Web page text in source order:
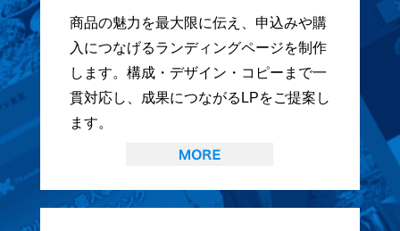
商品の魅力を最大限に伝え、申込みや購
入につなげるランディングページを制作
します。構成・デザイン・コピーまで一
貫対応し、成果につながるLPをご提案し
ます。